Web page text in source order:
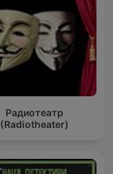
Радиотеатр
(Radiotheater)